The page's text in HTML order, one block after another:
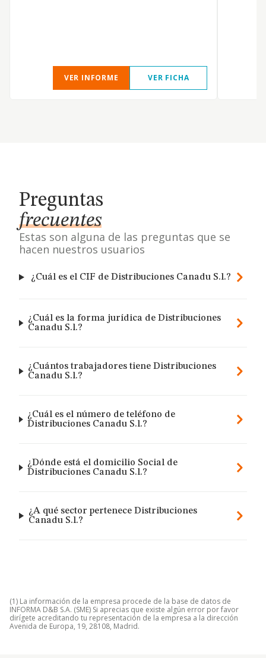
VER INFORME VER FICHA
Preguntas
frecuentes
Estas son alguna de las preguntas que se
hacen nuestros usuarios
¿Cuál es el CIF de Distribuciones Canadu S.l.?
¿Cuál es la forma jurídica de Distribuciones
Canadu S.l.?
¿Cuántos trabajadores tiene Distribuciones
Canadu S.l.?
¿Cuál es el número de teléfono de
Distribuciones Canadu S.l.?
¿Dónde está el domicilio Social de
Distribuciones Canadu S.l.?
¿A qué sector pertenece Distribuciones
Canadu S.l.?
(1) La información de la empresa procede de la base de datos de
INFORMA D&B S.A. (SME) Si aprecias que existe algún error por favor
dirígete acreditando tu representación de la empresa a la dirección
Avenida de Europa, 19, 28108, Madrid.